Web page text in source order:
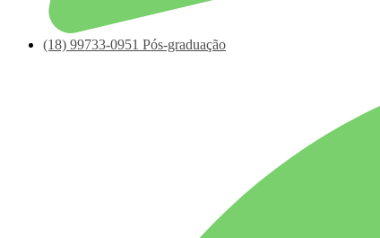
(18) 99733-0951 Pós-graduação